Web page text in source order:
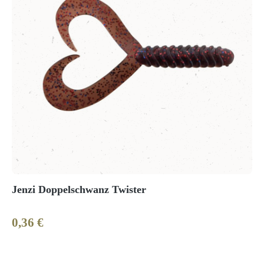
Jenzi Doppelschwanz Twister
Regulärer Preis:
0,36 €